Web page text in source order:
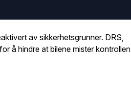
av sikkerhetsgrunner. DRS,
å hindre at bilene mister kontrollen